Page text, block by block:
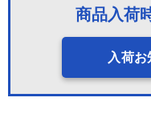
商品入荷
入荷